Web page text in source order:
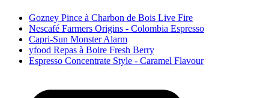
Gozney Pince à Charbon de Bois Live Fire
Nescafé Farmers Origins - Colombia Espresso
Capri-Sun Monster Alarm
yfood Repas à Boire Fresh Berry
Espresso Concentrate Style - Caramel Flavour